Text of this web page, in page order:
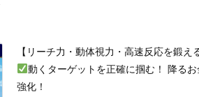
【リーチ力・動体視力・高速反応を鍛え
動くターゲットを正確に掴む！ 降る
強化！